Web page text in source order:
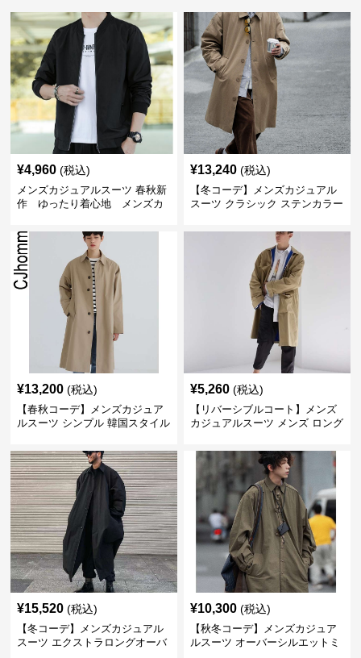
¥4,960 (税込)
メンズカジュアルスーツ 春秋新
作 ゆったり着心地 メンズカ
¥13,240 (税込)
【冬コーデ】メンズカジュアル
スーツ クラシック ステンカラー
¥13,200 (税込)
【春秋コーデ】メンズカジュア
ルスーツ シンプル 韓国スタイル
¥5,260 (税込)
【リバーシブルコート】メンズ
カジュアルスーツ メンズ ロング
ート
¥15,520 (税込)
【冬コーデ】メンズカジュアル
スーツ エクストラロングオーバ
¥10,300 (税込)
【秋冬コーデ】メンズカジュア
ルスーツ オーバーシルエットミ